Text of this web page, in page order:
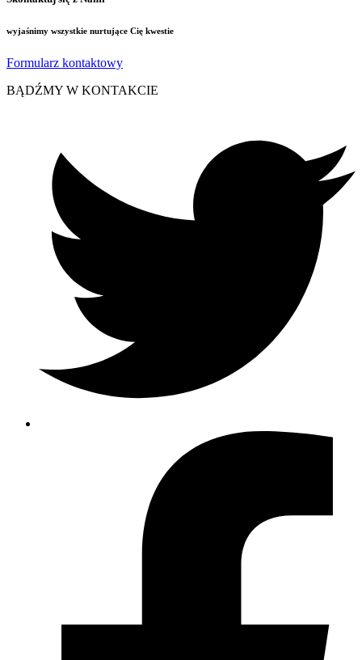
wyjaśnimy wszystkie nurtujące Cię kwestie
Formularz kontaktowy
BĄDŹMY W KONTAKCIE